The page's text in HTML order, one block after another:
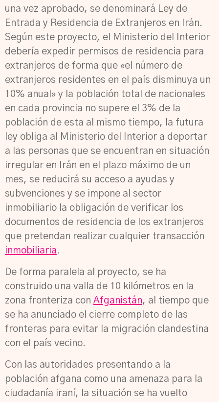
una vez aprobado, se denominará Ley de
Entrada y Residencia de Extranjeros en Irán.
Según este proyecto, el Ministerio del Interior
debería expedir permisos de residencia para
extranjeros de forma que «el número de
extranjeros residentes en el país disminuya un
10% anual» y la población total de nacionales
en cada provincia no supere el 3% de la
población de esta al mismo tiempo, la futura
ley obliga al Ministerio del Interior a deportar
a las personas que se encuentran en situación
irregular en Irán en el plazo máximo de un
mes, se reducirá su acceso a ayudas y
subvenciones y se impone al sector
inmobiliario la obligación de verificar los
documentos de residencia de los extranjeros
que pretendan realizar cualquier transacción
inmobiliaria.
De forma paralela al proyecto, se ha
construido una valla de 10 kilómetros en la
zona fronteriza con Afganistán, al tiempo que
se ha anunciado el cierre completo de las
fronteras para evitar la migración clandestina
con el país vecino.
Con las autoridades presentando a la
población afgana como una amenaza para la
ciudadanía iraní, la situación se ha vuelto